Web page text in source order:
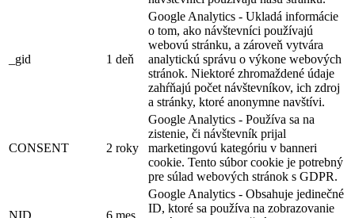
_gid 1 deň
Google Analytics - Ukladá informácie
o tom, ako návštevníci používajú
webovú stránku, a zároveň vytvára
analytickú správu o výkone webových
stránok. Niektoré zhromaždené údaje
zahŕňajú počet návštevníkov, ich zdroj
a stránky, ktoré anonymne navštívi.
CONSENT 2 roky
Google Analytics - Používa sa na
zistenie, či návštevník prijal
marketingovú kategóriu v banneri
cookie. Tento súbor cookie je potrebný
pre súlad webových stránok s GDPR.
NID 6 mes.
Google Analytics - Obsahuje jedinečné
ID, ktoré sa používa na zobrazovanie